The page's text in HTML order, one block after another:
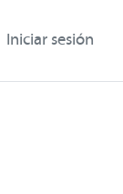
Iniciar sesión